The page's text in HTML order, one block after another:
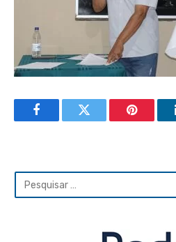
FacebookTwitter Pinterest